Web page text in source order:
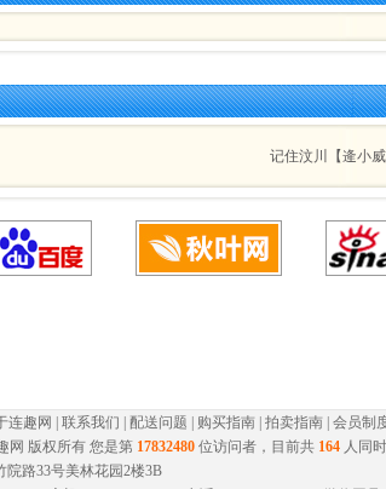
记住汶川【逄小威
连趣网 联系我们 配送问题 购买指南 拍卖指南 会员制
网 版权所有 您是第 17832480 位访问者，目前共 164 人同
院路33号美林花园2楼3B